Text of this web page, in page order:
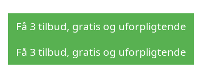
Få 3 tilbud, gratis og uforpligtende
Få 3 tilbud, gratis og uforpligtende